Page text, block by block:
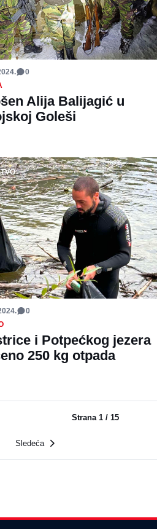
0
Alija Balijagić u
Goleši
0
i Potpećkog jezera
250 kg otpada
Strana 1/ 15
Sledeća